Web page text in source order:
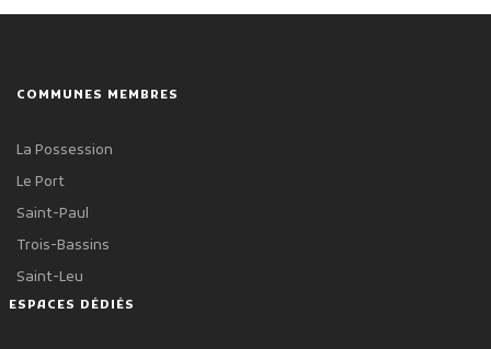
COMMUNES MEMBRES
La Possession
Le Port
Saint-Paul
Trois-Bassins
Saint-Leu
ESPACES DÉDIÉS